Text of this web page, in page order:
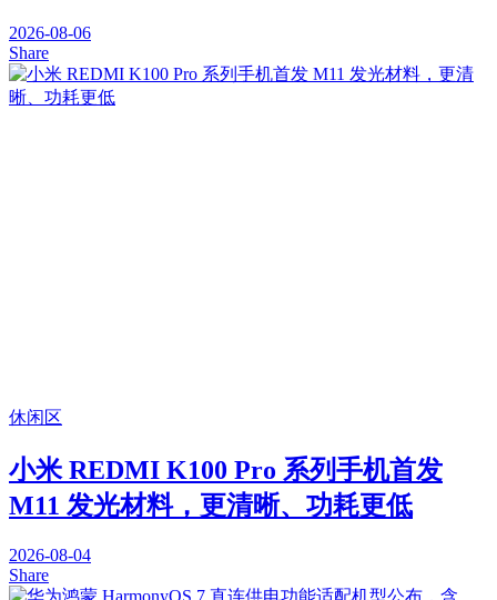
2026-08-06
Share
休闲区
小米 REDMI K100 Pro 系列手机首发
M11 发光材料，更清晰、功耗更低
2026-08-04
Share